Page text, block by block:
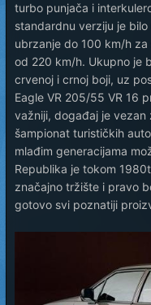
turbo punjača i
standardnu verziju je
ubrzanje do 100 km/h
od 220 km/h. Ukupno je
crvenoj i crnoj boji, uz
Eagle VR 205/55 VR 16
važniji, događaj je
šampionat turističkih
mlađim generacijama
Republika je tokom
značajno tržište i pravo
gotovo svi poznatiji